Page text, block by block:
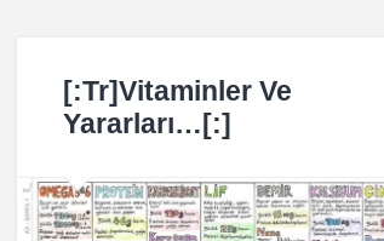
[:tr]Vitaminler Ve
Yararları…[:]